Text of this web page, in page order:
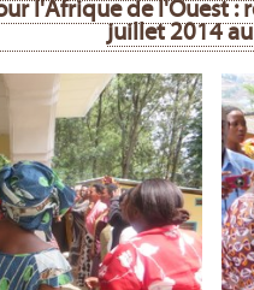
l'Afrique de l'Ouest :
juillet 2014